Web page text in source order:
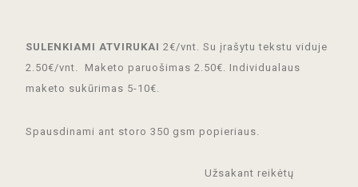
SULENKIAMI ATVIRUKAI 2€/vnt. Su įrašytu tekstu viduje
2.50€/vnt. Maketo paruošimas 2.50€. Individualaus
maketo sukūrimas 5-10€.
Spausdinami ant storo 350 gsm popieriaus.
Užsakant reikėtų